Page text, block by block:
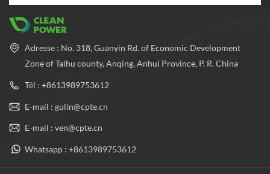
Adresse : No. 318, Guanyin Rd. of Economic Development
Zone of Taihu county, Anqing, Anhui Province, P. R. China
Tél : +8613989753612
E-mail : gulin@cpte.cn
E-mail : ven@cpte.cn
Whatsapp : +8613989753612